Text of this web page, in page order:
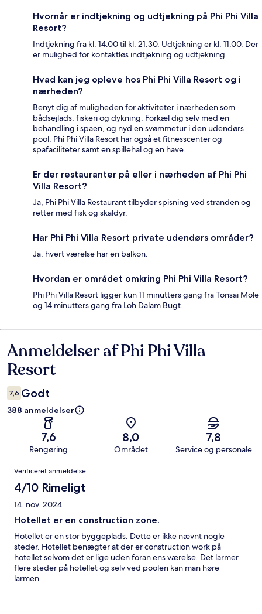
Hvornår er indtjekning og udtjekning på Phi Phi Villa
Resort?
Indtjekning fra kl. 14.00 til kl. 21.30. Udtjekning er kl. 11.00. Der
er mulighed for kontaktløs indtjekning og udtjekning.
Hvad kan jeg opleve hos Phi Phi Villa Resort og i
nærheden?
Benyt dig af muligheden for aktiviteter i nærheden som
bådsejlads, fiskeri og dykning. Forkæl dig selv med en
behandling i spaen, og nyd en svømmetur i den udendørs
pool. Phi Phi Villa Resort har også et fitnesscenter og
spafaciliteter samt en spillehal og en have.
Er der restauranter på eller i nærheden af Phi Phi
Villa Resort?
Ja, Phi Phi Villa Restaurant tilbyder spisning ved stranden og
retter med fisk og skaldyr.
Har Phi Phi Villa Resort private udendørs områder?
Ja, hvert værelse har en balkon.
Hvordan er området omkring Phi Phi Villa Resort?
Phi Phi Villa Resort ligger kun 11 minutters gang fra Tonsai Mole
og 14 minutters gang fra Loh Dalam Bugt.
Anmeldelser
Anmeldelser af Phi Phi Villa
Resort
7,6 Godt
388 anmeldelser
7,6
Rengøring
8,0
Området
7,8
Service og personale
Anmeldelser
Verificeret anmeldelse
4/10 Rimeligt
14. nov. 2024
Hotellet er en construction zone.
Hotellet er en stor byggeplads. Dette er ikke nævnt nogle
steder. Hotellet benægter at der er construction work på
hotellet selvom det er lige uden foran ens værelse. Det larmer
flere steder på hotellet og selv ved poolen kan man høre
larmen.